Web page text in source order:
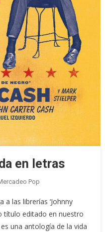
en letras
Pop
las librerías ‘Johnny
título editado en nuestro
una antología de la vida